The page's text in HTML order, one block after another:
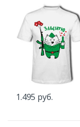
1.495 руб.